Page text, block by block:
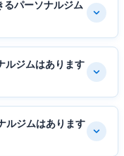
るパーソナルジム
ルジムはあります
ルジムはあります